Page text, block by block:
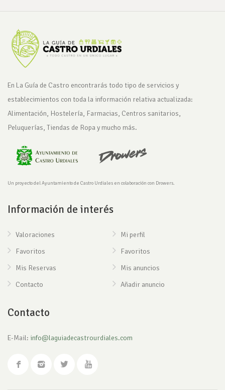
En La Guía de Castro encontrarás todo tipo de servicios y
establecimientos con toda la información relativa actualizada:
Alimentación, Hostelería, Farmacias, Centros sanitarios,
Peluquerías, Tiendas de Ropa y mucho más.
Un proyecto del Ayuntamiento de Castro Urdiales en colaboración con Drowers.
Información de interés
Valoraciones
Favoritos
Mis Reservas
Contacto
Mi perfil
Favoritos
Mis anuncios
Añadir anuncio
Contacto
E-Mail: info@laguiadecastrourdiales.com